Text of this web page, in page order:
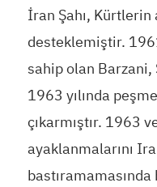
İran Şahı, Kürtlerin
desteklemiştir.
sahip olan Barzani,
1963 yılında
çıkarmıştır. 1963
ayaklanmalarını